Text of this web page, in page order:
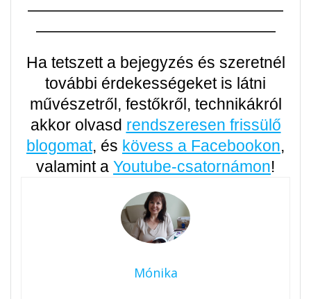
————————————————
———————————————
Ha tetszett a bejegyzés és szeretnél
további érdekességeket is látni
művészetről, festőkről, technikákról
akkor olvasd rendszeresen frissülő
blogomat, és kövess a Facebookon,
valamint a Youtube-csatornámon!
Mónika